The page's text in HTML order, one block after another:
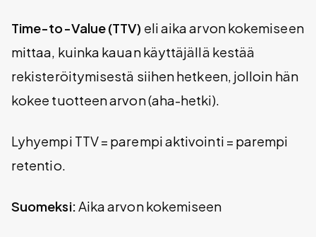
Time-to-Value (TTV) eli aika arvon kokemiseen
mittaa, kuinka kauan käyttäjällä kestää
rekisteröitymisestä siihen hetkeen, jolloin hän
kokee tuotteen arvon (aha-hetki).
Lyhyempi TTV = parempi aktivointi = parempi
retentio.
Suomeksi: Aika arvon kokemiseen